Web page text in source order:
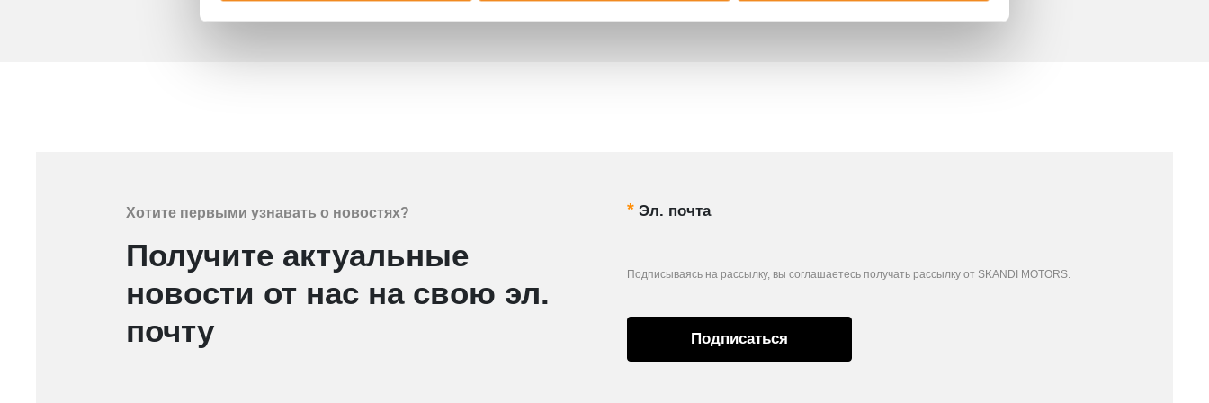
Хотите первыми узнавать о новостях?
Получите актуальные
новости от нас на свою эл.
почту
Эл. почта
Подписываясь на рассылку, вы соглашаетесь получать рассылку от SKANDI MOTORS.
Подписаться